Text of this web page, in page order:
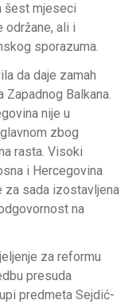
šest mjeseci
održane, ali i
sporazuma.
da daje zamah
Balkana.
nije u
zbog
rasta. Visoki
i Hercegovina
za sada izostavljena
na
za reformu
presuda
predmeta Sejdić-